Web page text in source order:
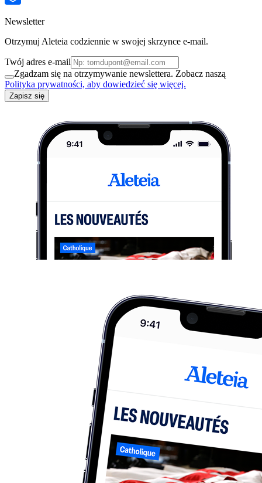
Newsletter
Otrzymuj Aleteia codziennie w swojej skrzynce e-mail.
Twój adres e-mail
Zgadzam się na otrzymywanie newslettera. Zobacz naszą
Polityka prywatności, aby dowiedzieć się więcej.
Zapisz się